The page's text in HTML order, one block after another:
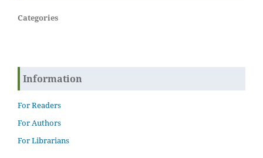
Categories
Information
For Readers
For Authors
For Librarians